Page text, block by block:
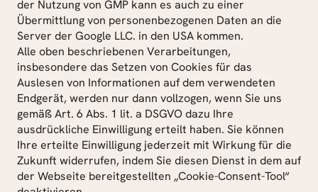
der Nutzung von GMP kann es auch zu einer
Übermittlung von personenbezogenen Daten an die
Server der Google LLC. in den USA kommen.
Alle oben beschriebenen Verarbeitungen,
insbesondere das Setzen von Cookies für das
Auslesen von Informationen auf dem verwendeten
Endgerät, werden nur dann vollzogen, wenn Sie uns
gemäß Art. 6 Abs. 1 lit. a DSGVO dazu Ihre
ausdrückliche Einwilligung erteilt haben. Sie können
Ihre erteilte Einwilligung jederzeit mit Wirkung für die
Zukunft widerrufen, indem Sie diesen Dienst in dem auf
der Webseite bereitgestellten „Cookie-Consent-Tool“